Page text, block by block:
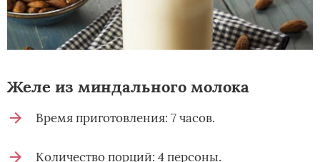
Желе из миндального молока
Время приготовления: 7 часов.
Количество порций: 4 персоны.